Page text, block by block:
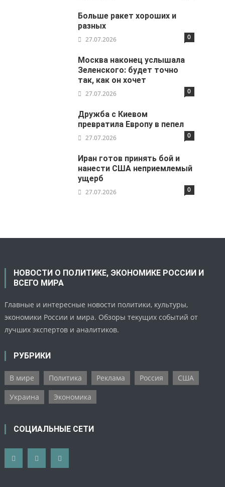
Больше ракет хороших и
разных
27.07.2026 0
Москва наконец услышала
Зеленского: будет точно
так, как он хочет
27.07.2026 0
Дружба с Киевом
превратила Европу в пепел
27.07.2026 0
Иран готов принять бой и
нанести США неприемлемый
ущерб
27.07.2026 0
НОВОСТИ О ПОЛИТИКЕ, ЭКОНОМИКЕ РОССИИ И
ВСЕГО МИРА
Главные и интересные новости политики, культуры,
экономики России и мира. Обзоры текущих событий от
лучших экспертов и аналитиков.
РУБРИКИ
В мире Политика Реклама Россия
США
Украина
Экономика
СОЦИАЛЬНЫЕ СЕТИ